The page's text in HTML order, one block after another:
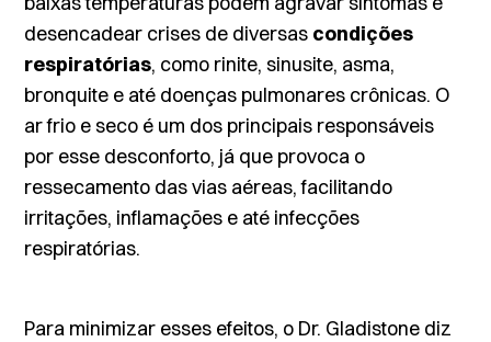
desencadear crises de diversas condições
respiratórias, como rinite, sinusite, asma,
bronquite e até doenças pulmonares crônicas. O
ar frio e seco é um dos principais responsáveis
por esse desconforto, já que provoca o
ressecamento das vias aéreas, facilitando
irritações, inflamações e até infecções
respiratórias.
Para minimizar esses efeitos, o Dr. Gladistone diz